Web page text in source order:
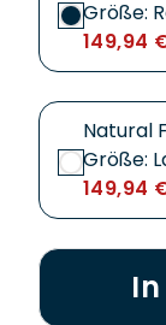
Größe:
149,94
Natural
Größe:
149,94